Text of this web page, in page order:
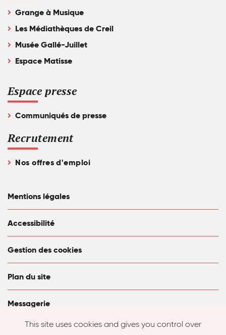
Grange à Musique
Les Médiathèques de Creil
Musée Gallé-Juillet
Espace Matisse
Espace presse
Communiqués de presse
Recrutement
Nos offres d'emploi
Mentions légales
Accessibilité
Gestion des cookies
Plan du site
Messagerie
This site uses cookies and gives you control over